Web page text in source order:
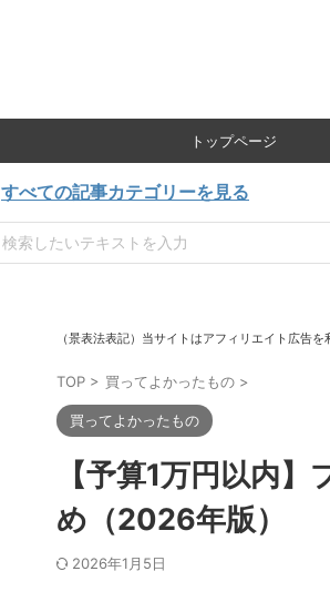
トップページ
すべての記事カテゴリーを見る
（景表法表記）当サイトはアフィリエイト広告
TOP > 買ってよかったもの >
買ってよかったもの
【予算1万円以内
め（2026年版）
2026年1月5日